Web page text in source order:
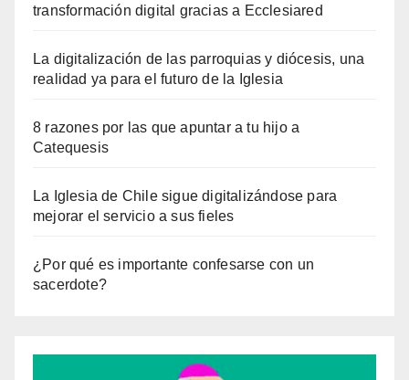
transformación digital gracias a Ecclesiared
La digitalización de las parroquias y diócesis, una
realidad ya para el futuro de la Iglesia
8 razones por las que apuntar a tu hijo a
Catequesis
La Iglesia de Chile sigue digitalizándose para
mejorar el servicio a sus fieles
¿Por qué es importante confesarse con un
sacerdote?